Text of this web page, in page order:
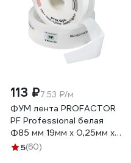
113 ₽7.53 ₽/м
ФУМ лента PROFACTOR
PF Professional белая
Ф85 мм 19мм х 0,25мм х
15м PF FE 530
5(60)